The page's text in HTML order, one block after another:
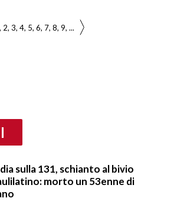
2 3 4 5 6 7 8 9 ...
sulla 131, schianto al bivio
morto un 53enne di